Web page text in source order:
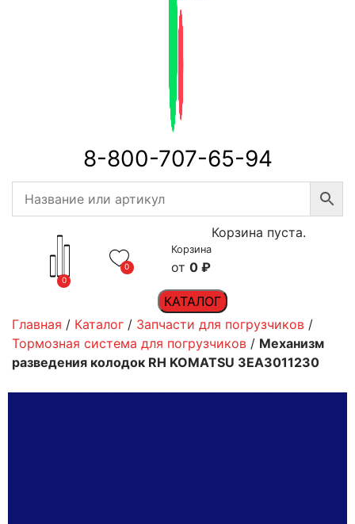
8-800-707-65-94
0
0
Корзина
0 ₽
Корзина пуста.
КАТАЛОГ
Главная / Каталог / Запчасти для погрузчиков /
Тормозная система для погрузчиков / Механизм
разведения колодок RH KOMATSU 3EA3011230